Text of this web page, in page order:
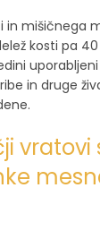
in mišičnega
kosti pa 40
uporabljeni
in druge
vratovi